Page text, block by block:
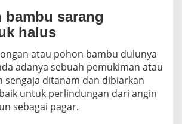
M
t
o
J
a
w
a
bambu sarang
halus
atau pohon bambu dulunya
adanya sebuah pemukiman atau
sengaja ditanam dan dibiarkan
untuk perlindungan dari angin
sebagai pagar.